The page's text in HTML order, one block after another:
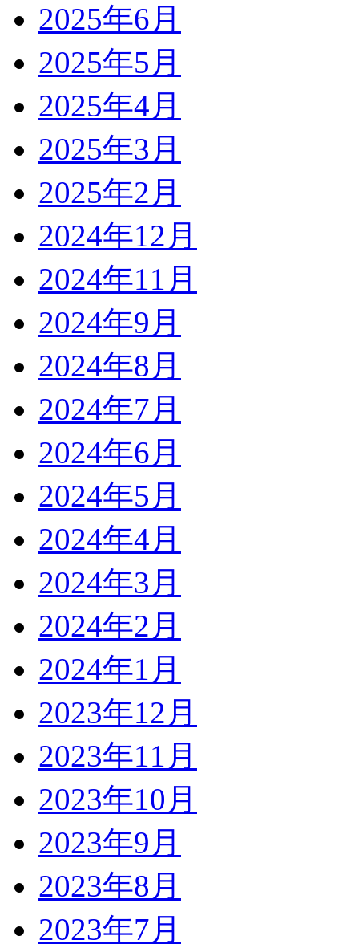
2025年6月
2025年5月
2025年4月
2025年3月
2025年2月
2024年12月
2024年11月
2024年9月
2024年8月
2024年7月
2024年6月
2024年5月
2024年4月
2024年3月
2024年2月
2024年1月
2023年12月
2023年11月
2023年10月
2023年9月
2023年8月
2023年7月